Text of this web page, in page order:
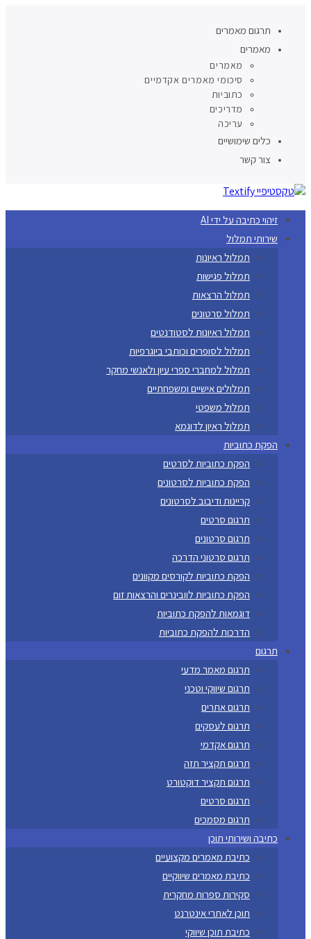
תרגום מאמרים
מאמרים
מאמרים
סיכומי מאמרים אקדמיים
כתוביות
מדריכים
עריכה
כלים שימושיים
צור קשר
זיהוי כתיבה על ידי AI
שירותי תמלול
תמלול ראיונות
תמלול פגישות
תמלול הרצאות
תמלול סרטונים
תמלול ראיונות לסטודנטים
תמלול לסופרים וכותבי ביוגרפיות
תמלול למחברי ספרי עיון ולאנשי מחקר
תמלולים אישיים ומשפחתיים
תמלול משפטי
תמלול ראיון לדוגמא
הפקת כתוביות
הפקת כתוביות לסרטים
הפקת כתוביות לסרטונים
קריינות ודיבוב לסרטונים
תרגום סרטים
תרגום סרטונים
תרגום סרטוני הדרכה
הפקת כתוביות לקורסים מקוונים
הפקת כתוביות לוובינרים והרצאות זום
דוגמאות להפקת כתוביות
הדרכות להפקת כתוביות
תרגום
תרגום מאמר מדעי
תרגום שיווקי וטכני
תרגום אתרים
תרגום לעסקים
תרגום אקדמי
תרגום תקציר תזה
תרגום תקציר דוקטורט
תרגום סרטים
תרגום מסמכים
כתיבה ושירותי תוכן
כתיבת מאמרים מקצועיים
כתיבת מאמרים שיווקיים
סקירות ספרות מחקרית
תוכן לאתרי אינטרנט
כתיבת תוכן שיווקי